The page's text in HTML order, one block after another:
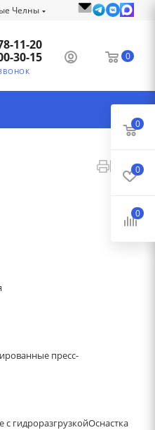
Челны
11-20
30-15
0
пресс-
с гидроразгрузкойОснастка
0
0
0